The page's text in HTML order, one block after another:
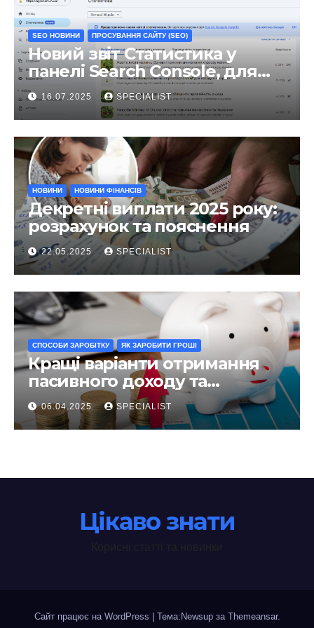
SEO НОВИНИ ПРОСУВАННЯ САЙТУ (SEO)
Новий звіт Статистика у
панелі Search Console, для
чого він?
16.07.2025 SPECIALIST
НОВИНИ НОВИНИ ФІНАНСІВ
Декретні виплати 2025 року:
розрахунок та пояснення
22.05.2025 SPECIALIST
СПОСОБИ ЗАРОБІТКУ ЯК ЗАРОБИТИ ГРОШІ
Кращі варіанти отримання
пасивного доходу та
інвестування у 2025 році
06.04.2025 SPECIALIST
Цікаво знати
Сайт працює на WordPress | Тема:Newsup за Themeansar.